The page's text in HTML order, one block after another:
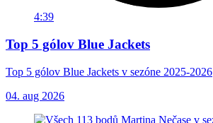
4:39
Top 5 gólov Blue Jackets
Top 5 gólov Blue Jackets v sezóne 2025-2026
04. aug 2026